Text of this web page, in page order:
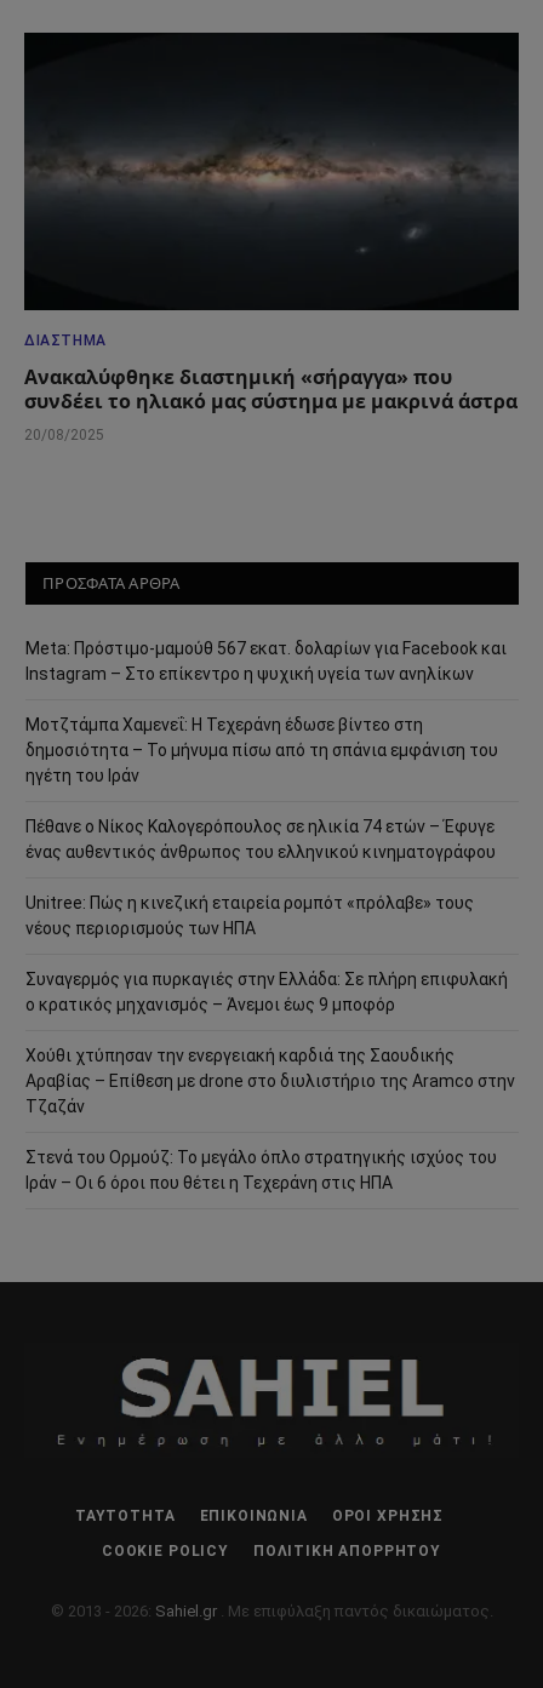
ΔΙΆΣΤΗΜΑ
Ανακαλύφθηκε διαστημική «σήραγγα» που
συνδέει το ηλιακό μας σύστημα με μακρινά άστρα
20/08/2025
ΠΡΟΣΦΑΤΑ ΑΡΘΡΑ
Meta: Πρόστιμο-μαμούθ 567 εκατ. δολαρίων για Facebook και
Instagram – Στο επίκεντρο η ψυχική υγεία των ανηλίκων
Μοτζτάμπα Χαμενεΐ: Η Τεχεράνη έδωσε βίντεο στη
δημοσιότητα – Το μήνυμα πίσω από τη σπάνια εμφάνιση του
ηγέτη του Ιράν
Πέθανε ο Νίκος Καλογερόπουλος σε ηλικία 74 ετών – Έφυγε
ένας αυθεντικός άνθρωπος του ελληνικού κινηματογράφου
Unitree: Πώς η κινεζική εταιρεία ρομπότ «πρόλαβε» τους
νέους περιορισμούς των ΗΠΑ
Συναγερμός για πυρκαγιές στην Ελλάδα: Σε πλήρη επιφυλακή
ο κρατικός μηχανισμός – Άνεμοι έως 9 μποφόρ
Χούθι χτύπησαν την ενεργειακή καρδιά της Σαουδικής
Αραβίας – Επίθεση με drone στο διυλιστήριο της Aramco στην
Τζαζάν
Στενά του Ορμούζ: Το μεγάλο όπλο στρατηγικής ισχύος του
Ιράν – Οι 6 όροι που θέτει η Τεχεράνη στις ΗΠΑ
ΤΑΥΤΌΤΗΤΑ ΕΠΙΚΟΙΝΩΝΊΑ ΌΡΟΙ ΧΡΉΣΗΣ
COOKIE POLICY ΠΟΛΙΤΙΚΉ ΑΠΟΡΡΉΤΟΥ
© 2013 - 2026: Sahiel.gr . Με επιφύλαξη παντός δικαιώματος.